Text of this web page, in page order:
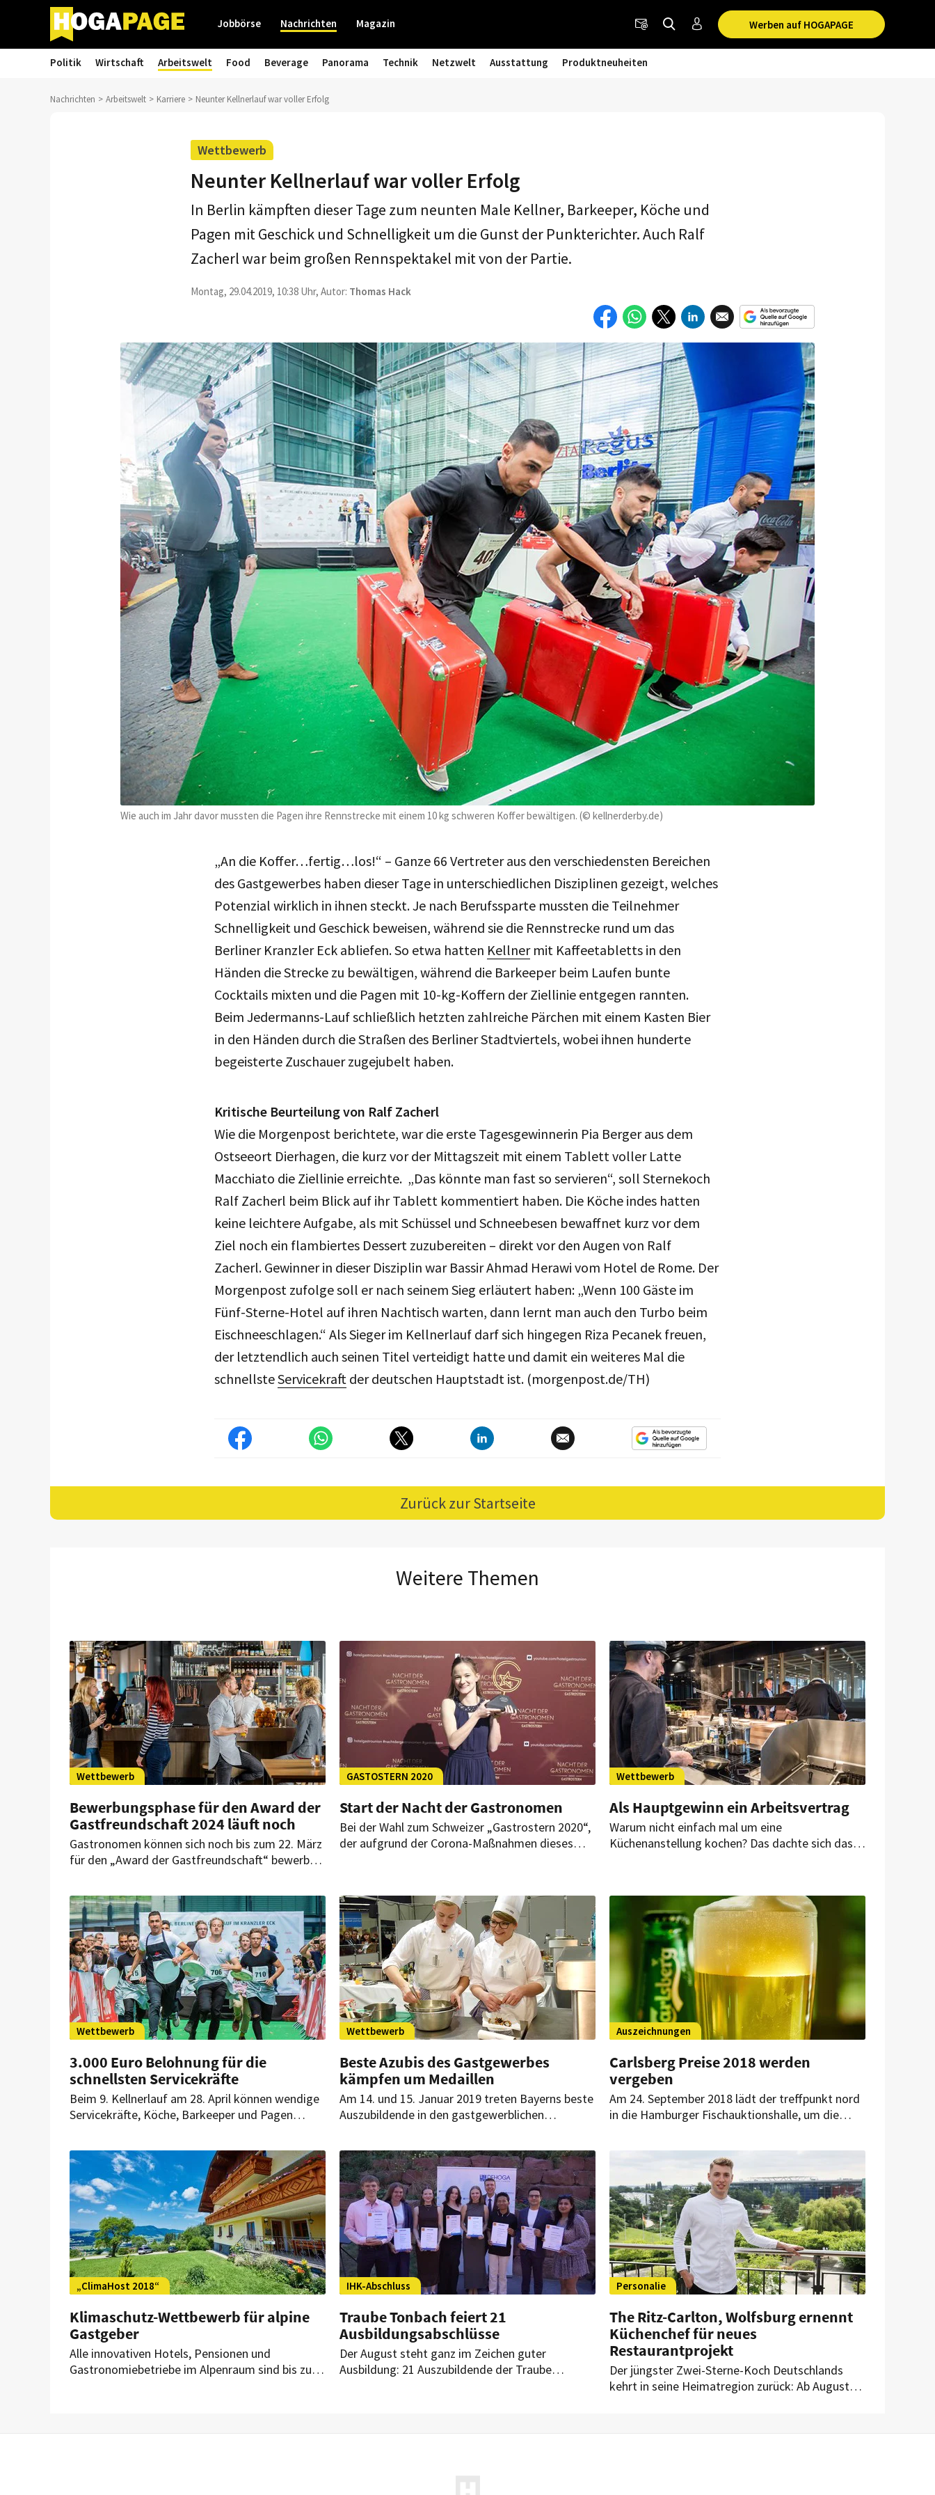
Werben auf HOGAPAGE
Jobbörse Nachrichten Magazin
Politik Wirtschaft Arbeitswelt Food Beverage Panorama Technik Netzwelt Ausstattung Produktneuheiten
Nachrichten Arbeitswelt Karriere Neunter Kellnerlauf war voller Erfolg
Wettbewerb
Neunter Kellnerlauf war voller Erfolg
Wie auch im Jahr davor mussten die Pagen ihre Rennstrecke mit einem 10 kg schweren Koffer bewältigen. (© kellnerderby.de)
In Berlin kämpften dieser Tage zum neunten Male Kellner, Barkeeper, Köche und
Pagen mit Geschick und Schnelligkeit um die Gunst der Punkterichter. Auch Ralf
Zacherl war beim großen Rennspektakel mit von der Partie.
Montag, 29.04.2019, 10:38 Uhr, Autor: Thomas Hack
„An die Koffer…fertig…los!“ – Ganze 66 Vertreter aus den verschiedensten Bereichen
des Gastgewerbes haben dieser Tage in unterschiedlichen Disziplinen gezeigt, welches
Potenzial wirklich in ihnen steckt. Je nach Berufssparte mussten die Teilnehmer
Schnelligkeit und Geschick beweisen, während sie die Rennstrecke rund um das
Berliner Kranzler Eck abliefen. So etwa hatten Kellnermit Kaffeetabletts in den
Händen die Strecke zu bewältigen, während die Barkeeper beim Laufen bunte
Cocktails mixten und die Pagen mit 10-kg-Koffern der Ziellinie entgegen rannten.
Beim Jedermanns-Lauf schließlich hetzten zahlreiche Pärchen mit einem Kasten Bier
in den Händen durch die Straßen des Berliner Stadtviertels, wobei ihnen hunderte
begeisterte Zuschauer zugejubelt haben.
Kritische Beurteilung von Ralf Zacherl
Wie die Morgenpost berichtete, war die erste Tagesgewinnerin Pia Berger aus dem
Ostseeort Dierhagen, die kurz vor der Mittagszeit mit einem Tablett voller Latte
Macchiato die Ziellinie erreichte. „Das könnte man fast so servieren“, soll Sternekoch
Ralf Zacherl beim Blick auf ihr Tablett kommentiert haben. Die Köche indes hatten
keine leichtere Aufgabe, als mit Schüssel und Schneebesen bewaffnet kurz vor dem
Ziel noch ein flambiertes Dessert zuzubereiten – direkt vor den Augen von Ralf
Zacherl. Gewinner in dieser Disziplin war Bassir Ahmad Herawi vom Hotel de Rome. Der
Morgenpost zufolge soll er nach seinem Sieg erläutert haben: „Wenn 100 Gäste im
Fünf-Sterne-Hotel auf ihren Nachtisch warten, dann lernt man auch den Turbo beim
Eischneeschlagen.“ Als Sieger im Kellnerlauf darf sich hingegen Riza Pecanek freuen,
der letztendlich auch seinen Titel verteidigt hatte und damit ein weiteres Mal die
schnellsteServicekraft der deutschen Hauptstadt ist. (morgenpost.de/TH)
Zurück zur Startseite
Weitere Themen
Wettbewerb
Bewerbungsphase für den Award der
Gastfreundschaft 2024 läuft noch
Gastronomen können sich noch bis zum 22. März
für den „Award der Gastfreundschaft“ bewerben.
hochkarätig besetzte Jury steht schon in den
Startlöchern, um den Gewinner auszuwählen.
GASTOSTERN 2020
Start der Nacht der Gastronomen
Bei der Wahl zum Schweizer „Gastrostern 2020“,
der aufgrund der Corona-Maßnahmen dieses
Wettbewerb
Als Hauptgewinn ein Arbeitsvertrag
Warum nicht einfach mal um eine
Küchenanstellung kochen? Das dachte sich das
Wettbewerb
3.000 Euro Belohnung für die
schnellsten Servicekräfte
Beim 9. Kellnerlauf am 28. April können wendige
Servicekräfte, Köche, Barkeeper und Pagen
Startschuss zum großen Rennen gibt Ralf
Zacherl.
Wettbewerb
Beste Azubis des Gastgewerbes
kämpfen um Medaillen
Am 14. und 15. Januar 2019 treten Bayerns beste
Auszubildende in den gastgewerblichen
den Bayerischen Jugendmeisterschaften
gegeneinander an.
Auszeichnungen
Carlsberg Preise 2018 werden
vergeben
Am 24. September 2018 lädt der treffpunkt nord
in die Hamburger Fischauktionshalle, um die
Gastgeber zu vergeben.
„ClimaHost 2018“
Klimaschutz-Wettbewerb für alpine
Gastgeber
Alle innovativen Hotels, Pensionen und
Gastronomiebetriebe im Alpenraum sind bis zum
IHK-Abschluss
Traube Tonbach feiert 21
Ausbildungsabschlüsse
Der August steht ganz im Zeichen guter
Ausbildung: 21 Auszubildende der Traube
Personalie
The Ritz-Carlton, Wolfsburg ernennt
Küchenchef für neues
Restaurantprojekt
Der jüngster Zwei-Sterne-Koch Deutschlands
kehrt in seine Heimatregion zurück: Ab August